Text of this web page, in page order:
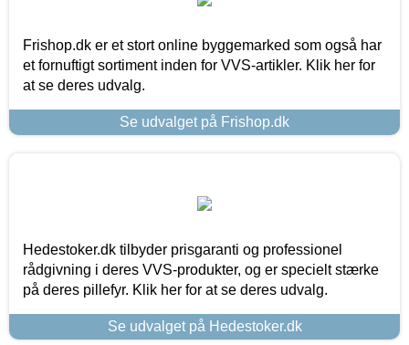
Frishop.dk er et stort online byggemarked som også har
et fornuftigt sortiment inden for VVS-artikler. Klik her for
at se deres udvalg.
Se udvalget på Frishop.dk
Hedestoker.dk tilbyder prisgaranti og professionel
rådgivning i deres VVS-produkter, og er specielt stærke
på deres pillefyr. Klik her for at se deres udvalg.
Se udvalget på Hedestoker.dk